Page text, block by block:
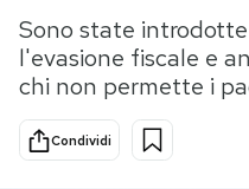
Scienza
Sport
Sono state
l'evasione fiscale e
chi non permette i
Condividi